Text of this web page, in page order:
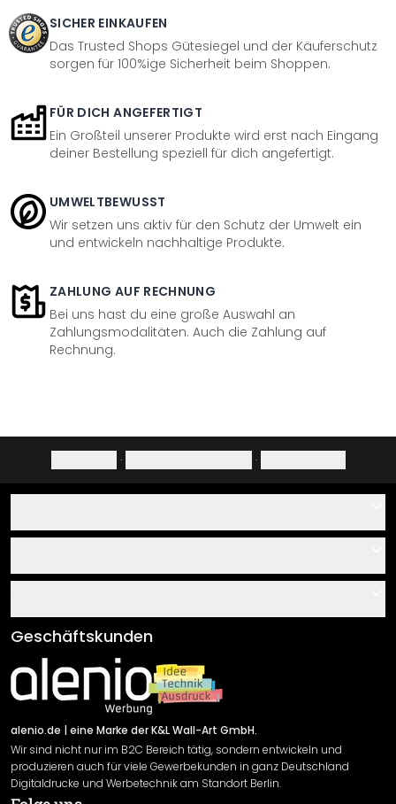
SICHER EINKAUFEN
Das Trusted Shops Gütesiegel und der Käuferschutz
sorgen für 100%ige Sicherheit beim Shoppen.
FÜR DICH ANGEFERTIGT
Ein Großteil unserer Produkte wird erst nach Eingang
deiner Bestellung speziell für dich angefertigt.
UMWELTBEWUSST
Wir setzen uns aktiv für den Schutz der Umwelt ein
und entwickeln nachhaltige Produkte.
ZAHLUNG AUF RECHNUNG
Bei uns hast du eine große Auswahl an
Zahlungsmodalitäten. Auch die Zahlung auf
Rechnung.
· ·
Über uns
Klebe- und Montageanleitungen
Newsletter An-/Abmeldung
Sendungsverfolgung
AGB
Impressum
Versand & Zahlung
Rücksendung
Widerrufsrecht
Datenschutzerklärung
Geschäftskunden
alenio.de | eine Marke der K&L Wall-Art GmbH.
Wir sind nicht nur im B2C Bereich tätig, sondern entwickeln und
produzieren auch für viele Gewerbekunden in ganz Deutschland
Digitaldrucke und Werbetechnik am Standort Berlin.